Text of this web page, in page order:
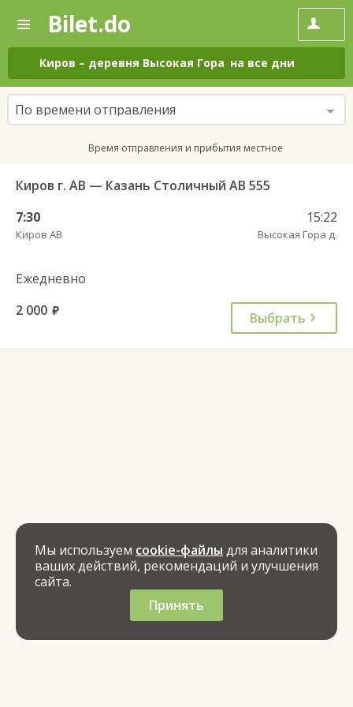
—
Поиск
и
покупка
билетов
на
автобус
онлайн
Bilet.do
Киров – деревня Высокая Гора на все дни
По времени отправления
Время отправления и прибытия местное
Киров г. АВ — Казань Столичный АВ 555
7:30
Киров АВ
15:22
Высокая Гора д.
Ежедневно
2 000 руб. Выбрать
Мы используем cookie-файлы для аналитики
ваших действий, рекомендаций и улучшения
сайта.
Принять